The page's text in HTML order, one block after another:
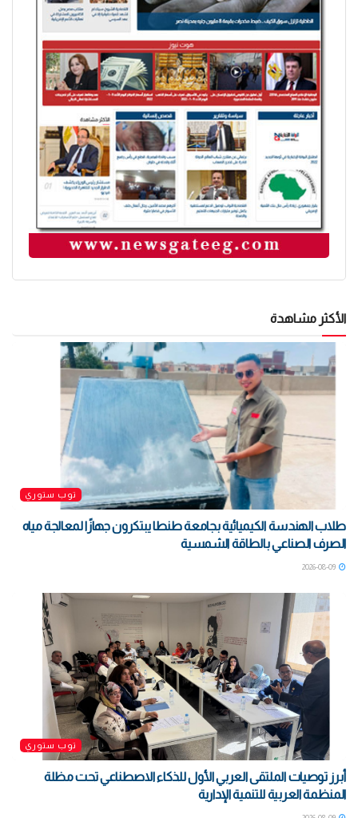
الأكثر مشاهدة
توب ستوري
طلاب الهندسة الكيميائية بجامعة طنطا يبتكرون جهازًا لمعالجة مياه
الصرف الصناعي بالطاقة الشمسية
توب ستوري
أبرز توصيات الملتقى العربي الأول للذكاء الاصطناعي تحت مظلة
المنظمة العربية للتنمية الإدارية